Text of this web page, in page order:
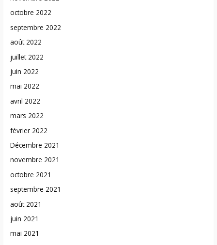
octobre 2022
septembre 2022
août 2022
juillet 2022
juin 2022
mai 2022
avril 2022
mars 2022
février 2022
Décembre 2021
novembre 2021
octobre 2021
septembre 2021
août 2021
juin 2021
mai 2021